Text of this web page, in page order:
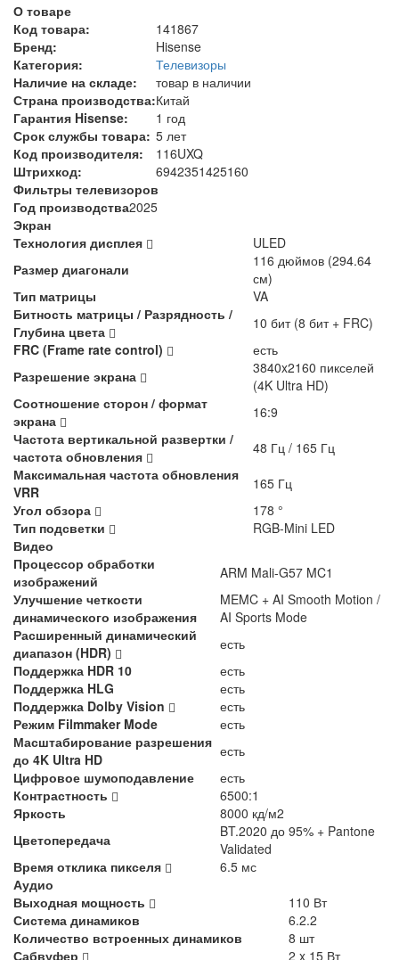
О товаре
Код товара:
141867
Бренд:
Hisense
Категория:
Телевизоры
Наличие на складе:
товар в наличии
Страна производства:Китай
Гарантия Hisense:
1 год
Срок службы товара: 5 лет
Код производителя:
116UXQ
Штрихкод:
6942351425160
Фильтры телевизоров
Год производства2025
Экран
Технология дисплея
ULED
Размер диагонали
116 дюймов (294.64
см)
Тип матрицы
VA
Битность матрицы / Разрядность /
Глубина цвета
10 бит (8 бит + FRC)
FRC (Frame rate control)
есть
Разрешение экрана
3840x2160 пикселей
(4K Ultra HD)
Соотношение сторон / формат
экрана
16:9
Частота вертикальной развертки /
частота обновления
48 Гц / 165 Гц
Максимальная частота обновления
VRR
165 Гц
Угол обзора
178 °
Тип подсветки
RGB-Mini LED
Видео
Процессор обработки
изображений
ARM Mali-G57 MC1
Улучшение четкости
динамического изображения
MEMC + AI Smooth Motion /
AI Sports Mode
Расширенный динамический
диапазон (HDR)
есть
Поддержка HDR 10
есть
Поддержка HLG
есть
Поддержка Dolby Vision
есть
Режим Filmmaker Mode
есть
Масштабирование разрешения
до 4K Ultra HD
есть
Цифровое шумоподавление
есть
Контрастность
6500:1
Яркость
8000 кд/м2
Цветопередача
BT.2020 до 95% + Pantone
Validated
Время отклика пикселя
6.5 мс
Аудио
Выходная мощность
110 Вт
Система динамиков
6.2.2
Количество встроенных динамиков
8 шт
Сабвуфер
2 x 15 Вт